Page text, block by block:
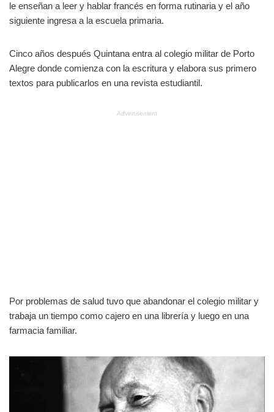
le enseñan a leer y hablar francés en forma rutinaria y el año
siguiente ingresa a la escuela primaria.
Cinco años después Quintana entra al colegio militar de Porto
Alegre donde comienza con la escritura y elabora sus primero
textos para publicarlos en una revista estudiantil.
Advertisement
Por problemas de salud tuvo que abandonar el colegio militar y
trabaja un tiempo como cajero en una librería y luego en una
farmacia familiar.